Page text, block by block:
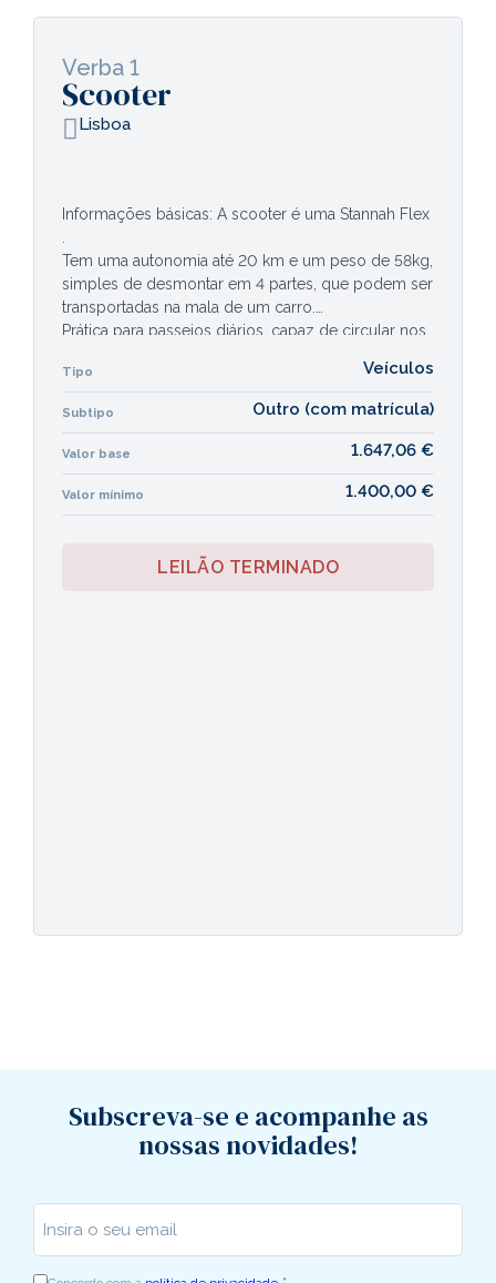
Verba 1
Scooter
Lisboa
Informações básicas: A scooter é uma Stannah Flex
Tem uma autonomia até 20 km e um peso de 58kg,
simples de desmontar em 4 partes, que podem ser
transportadas na mala de um carro.
Prática para passeios diários, capaz de circular nos
A Stannah Flex está preparada para circular tanto
em espaços interiores como exteriores, embora o
seu design altamente compacto faça desta uma
solução de mobilidade ideal para contornar
elevadores, estabelecimentos comerciais com
acesso estreito.
Tipo Veículos
Subtipo Outro (com matrícula)
Valor base 1.647,06 €
Valor mínimo 1.400,00 €
LEILÃO TERMINADO
Subscreva-se e acompanhe as
nossas novidades!